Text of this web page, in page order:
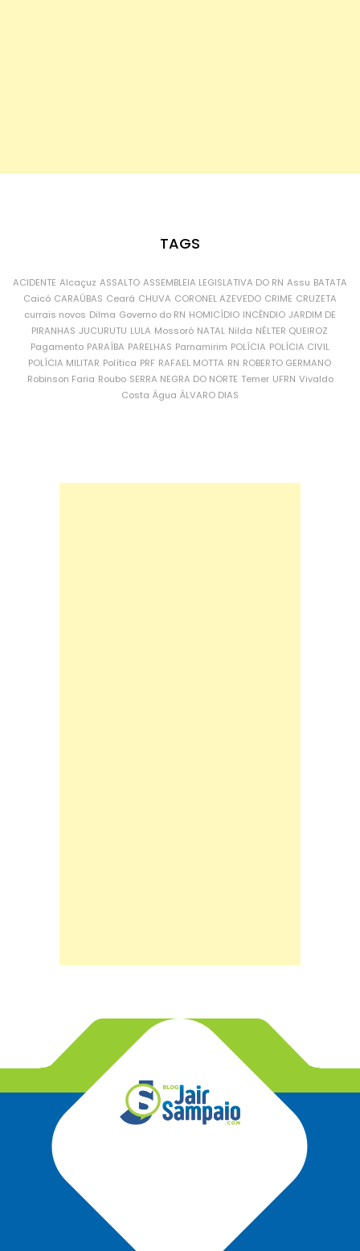
TAGS
ACIDENTE Alcaçuz ASSALTO ASSEMBLEIA LEGISLATIVA DO RN Assu BATATA
Caicó CARAÚBAS Ceará CHUVA CORONEL AZEVEDO CRIME CRUZETA
currais novos Dilma Governo do RN HOMICÍDIO INCÊNDIO JARDIM DE
PIRANHAS JUCURUTU LULA Mossoró NATAL Nilda NÉLTER QUEIROZ
Pagamento PARAÍBA PARELHAS Parnamirim POLÍCIA POLÍCIA CIVIL
POLÍCIA MILITAR Política PRF RAFAEL MOTTA RN ROBERTO GERMANO
Robinson Faria Roubo SERRA NEGRA DO NORTE Temer UFRN Vivaldo
Costa Água ÁLVARO DIAS